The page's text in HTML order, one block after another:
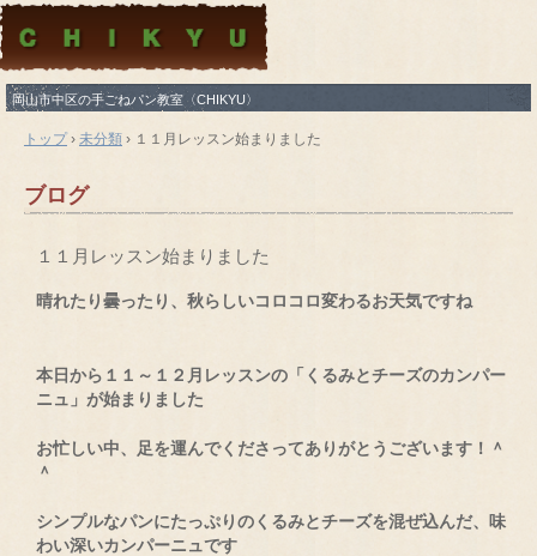
岡山市中区の手ごねパン教室〈CHIKYU〉
トップ› 未分類 › １１月レッスン始まりました
ブログ
１１月レッスン始まりました
晴れたり曇ったり、秋らしいコロコロ変わるお天気ですね
本日から１１～１２月レッスンの「くるみとチーズのカンパー
ニュ」が始まりました
お忙しい中、足を運んでくださってありがとうございます！＾
＾
シンプルなパンにたっぷりのくるみとチーズを混ぜ込んだ、味
わい深いカンパーニュです